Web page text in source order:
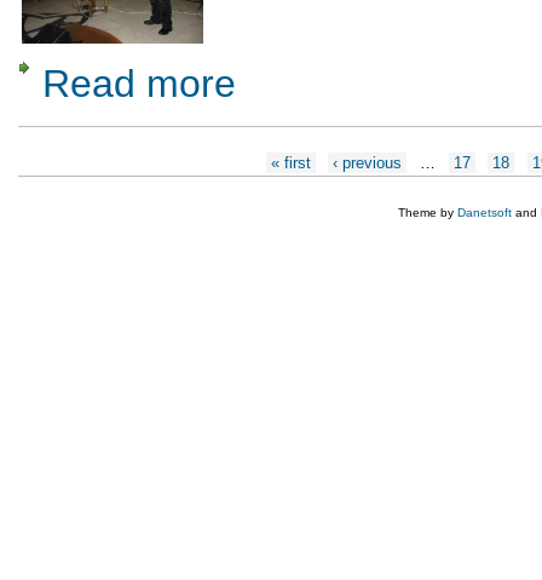
Read more
« first ‹ previous … 17 18
Theme by Danetsoft and